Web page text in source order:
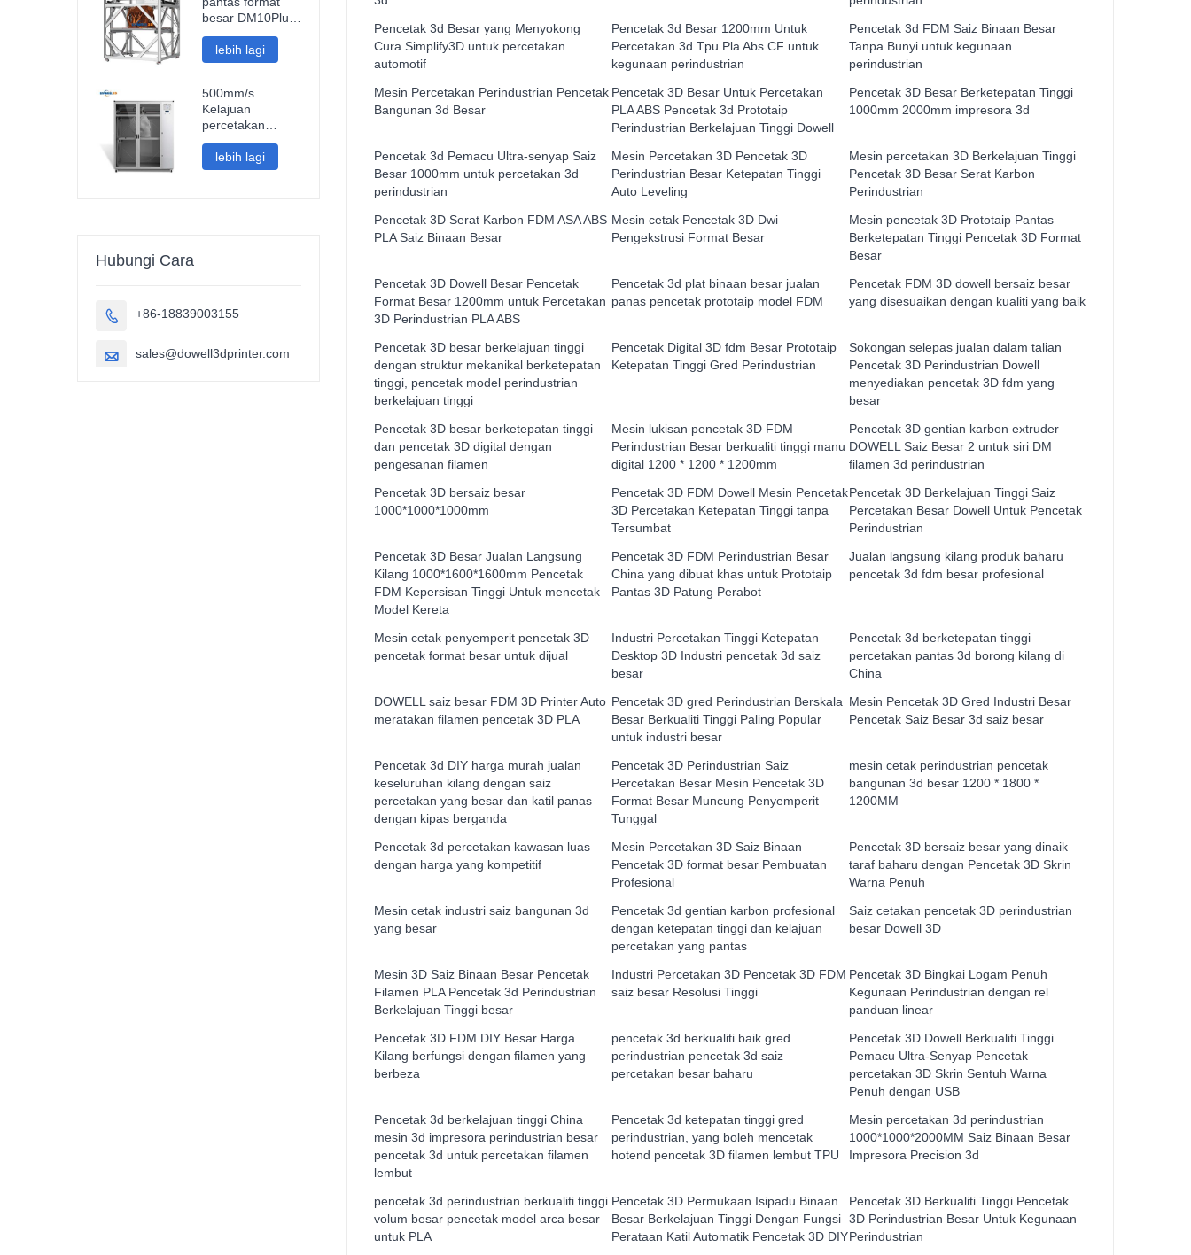
Pencetak 3d Besar yang Menyokong
Cura Simplify3D untuk percetakan
automotif
Pencetak 3d Besar 1200mm Untuk
Percetakan 3d Tpu Pla Abs CF untuk
kegunaan perindustrian
Pencetak 3d FDM Saiz Binaan Besar
Tanpa Bunyi untuk kegunaan
perindustrian
Mesin Percetakan Perindustrian Pencetak
Bangunan 3d Besar
Pencetak 3D Besar Untuk Percetakan
PLA ABS Pencetak 3d Prototaip
Perindustrian Berkelajuan Tinggi Dowell
Pencetak 3D Besar Berketepatan Tinggi
1000mm 2000mm impresora 3d
Pencetak 3d Pemacu Ultra-senyap Saiz
Besar 1000mm untuk percetakan 3d
perindustrian
Mesin Percetakan 3D Pencetak 3D
Perindustrian Besar Ketepatan Tinggi
Auto Leveling
Mesin percetakan 3D Berkelajuan Tinggi
Pencetak 3D Besar Serat Karbon
Perindustrian
Pencetak 3D Serat Karbon FDM ASA ABS
PLA Saiz Binaan Besar
Mesin cetak Pencetak 3D Dwi
Pengekstrusi Format Besar
Mesin pencetak 3D Prototaip Pantas
Berketepatan Tinggi Pencetak 3D Format
Besar
Pencetak 3D Dowell Besar Pencetak
Format Besar 1200mm untuk Percetakan
3D Perindustrian PLA ABS
Pencetak 3d plat binaan besar jualan
panas pencetak prototaip model FDM
Pencetak FDM 3D dowell bersaiz besar
yang disesuaikan dengan kualiti yang baik
Pencetak 3D besar berkelajuan tinggi
dengan struktur mekanikal berketepatan
tinggi, pencetak model perindustrian
berkelajuan tinggi
Pencetak Digital 3D fdm Besar Prototaip
Ketepatan Tinggi Gred Perindustrian
Sokongan selepas jualan dalam talian
Pencetak 3D Perindustrian Dowell
menyediakan pencetak 3D fdm yang
besar
Pencetak 3D besar berketepatan tinggi
dan pencetak 3D digital dengan
pengesanan filamen
Mesin lukisan pencetak 3D FDM
Perindustrian Besar berkualiti tinggi manu
digital 1200 * 1200 * 1200mm
Pencetak 3D gentian karbon extruder
DOWELL Saiz Besar 2 untuk siri DM
filamen 3d perindustrian
Pencetak 3D bersaiz besar
1000*1000*1000mm
Pencetak 3D FDM Dowell Mesin Pencetak
3D Percetakan Ketepatan Tinggi tanpa
Tersumbat
Pencetak 3D Berkelajuan Tinggi Saiz
Percetakan Besar Dowell Untuk Pencetak
Perindustrian
Pencetak 3D Besar Jualan Langsung
Kilang 1000*1600*1600mm Pencetak
FDM Kepersisan Tinggi Untuk mencetak
Model Kereta
Pencetak 3D FDM Perindustrian Besar
China yang dibuat khas untuk Prototaip
Pantas 3D Patung Perabot
Jualan langsung kilang produk baharu
pencetak 3d fdm besar profesional
Mesin cetak penyemperit pencetak 3D
pencetak format besar untuk dijual
Industri Percetakan Tinggi Ketepatan
Desktop 3D Industri pencetak 3d saiz
besar
Pencetak 3d berketepatan tinggi
percetakan pantas 3d borong kilang di
China
DOWELL saiz besar FDM 3D Printer Auto
meratakan filamen pencetak 3D PLA
Pencetak 3D gred Perindustrian Berskala
Besar Berkualiti Tinggi Paling Popular
untuk industri besar
Mesin Pencetak 3D Gred Industri Besar
Pencetak Saiz Besar 3d saiz besar
Pencetak 3d DIY harga murah jualan
keseluruhan kilang dengan saiz
percetakan yang besar dan katil panas
dengan kipas berganda
Pencetak 3D Perindustrian Saiz
Percetakan Besar Mesin Pencetak 3D
Format Besar Muncung Penyemperit
Tunggal
mesin cetak perindustrian pencetak
bangunan 3d besar 1200 * 1800 *
1200MM
Pencetak 3d percetakan kawasan luas
dengan harga yang kompetitif
Mesin Percetakan 3D Saiz Binaan
Pencetak 3D format besar Pembuatan
Profesional
Pencetak 3D bersaiz besar yang dinaik
taraf baharu dengan Pencetak 3D Skrin
Warna Penuh
Mesin cetak industri saiz bangunan 3d
yang besar
Pencetak 3d gentian karbon profesional
dengan ketepatan tinggi dan kelajuan
percetakan yang pantas
Saiz cetakan pencetak 3D perindustrian
besar Dowell 3D
Mesin 3D Saiz Binaan Besar Pencetak
Filamen PLA Pencetak 3d Perindustrian
Berkelajuan Tinggi besar
Industri Percetakan 3D Pencetak 3D FDM
saiz besar Resolusi Tinggi
Pencetak 3D Bingkai Logam Penuh
Kegunaan Perindustrian dengan rel
panduan linear
Pencetak 3D FDM DIY Besar Harga
Kilang berfungsi dengan filamen yang
berbeza
pencetak 3d berkualiti baik gred
perindustrian pencetak 3d saiz
percetakan besar baharu
Pencetak 3D Dowell Berkualiti Tinggi
Pemacu Ultra-Senyap Pencetak
percetakan 3D Skrin Sentuh Warna
Penuh dengan USB
Pencetak 3d berkelajuan tinggi China
mesin 3d impresora perindustrian besar
pencetak 3d untuk percetakan filamen
lembut
Pencetak 3d ketepatan tinggi gred
perindustrian, yang boleh mencetak
hotend pencetak 3D filamen lembut TPU
Mesin percetakan 3d perindustrian
1000*1000*2000MM Saiz Binaan Besar
Impresora Precision 3d
pencetak 3d perindustrian berkualiti tinggi
volum besar pencetak model arca besar
untuk PLA
Pencetak 3D Permukaan Isipadu Binaan
Besar Berkelajuan Tinggi Dengan Fungsi
Perataan Katil Automatik Pencetak 3D DIY
Pencetak 3D Berkualiti Tinggi Pencetak
3D Perindustrian Besar Untuk Kegunaan
Perindustrian
besar DM10Plus
pencetak
impresora 3d
1000mm
lebih lagi
500mm/s
Kelajuan
percetakan
pantas saiz besar
1000mm format
besar pencetak
lebih lagi
Hubungi Cara
 +86-18839003155
 sales@dowell3dprinter.com